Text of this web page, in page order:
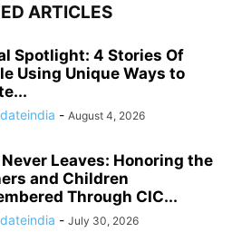
ARTICLES
Spotlight: 4 Stories Of
Using Unique Ways to
- August 4, 2026
Never Leaves: Honoring the
and Children
Through CIC...
- July 30, 2026